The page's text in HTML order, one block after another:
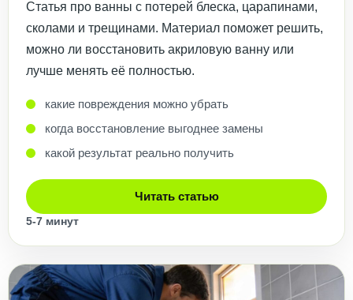
Статья про ванны с потерей блеска, царапинами,
сколами и трещинами. Материал поможет решить,
можно ли восстановить акриловую ванну или
лучше менять её полностью.
какие повреждения можно убрать
когда восстановление выгоднее замены
какой результат реально получить
Читать статью
5-7 минут